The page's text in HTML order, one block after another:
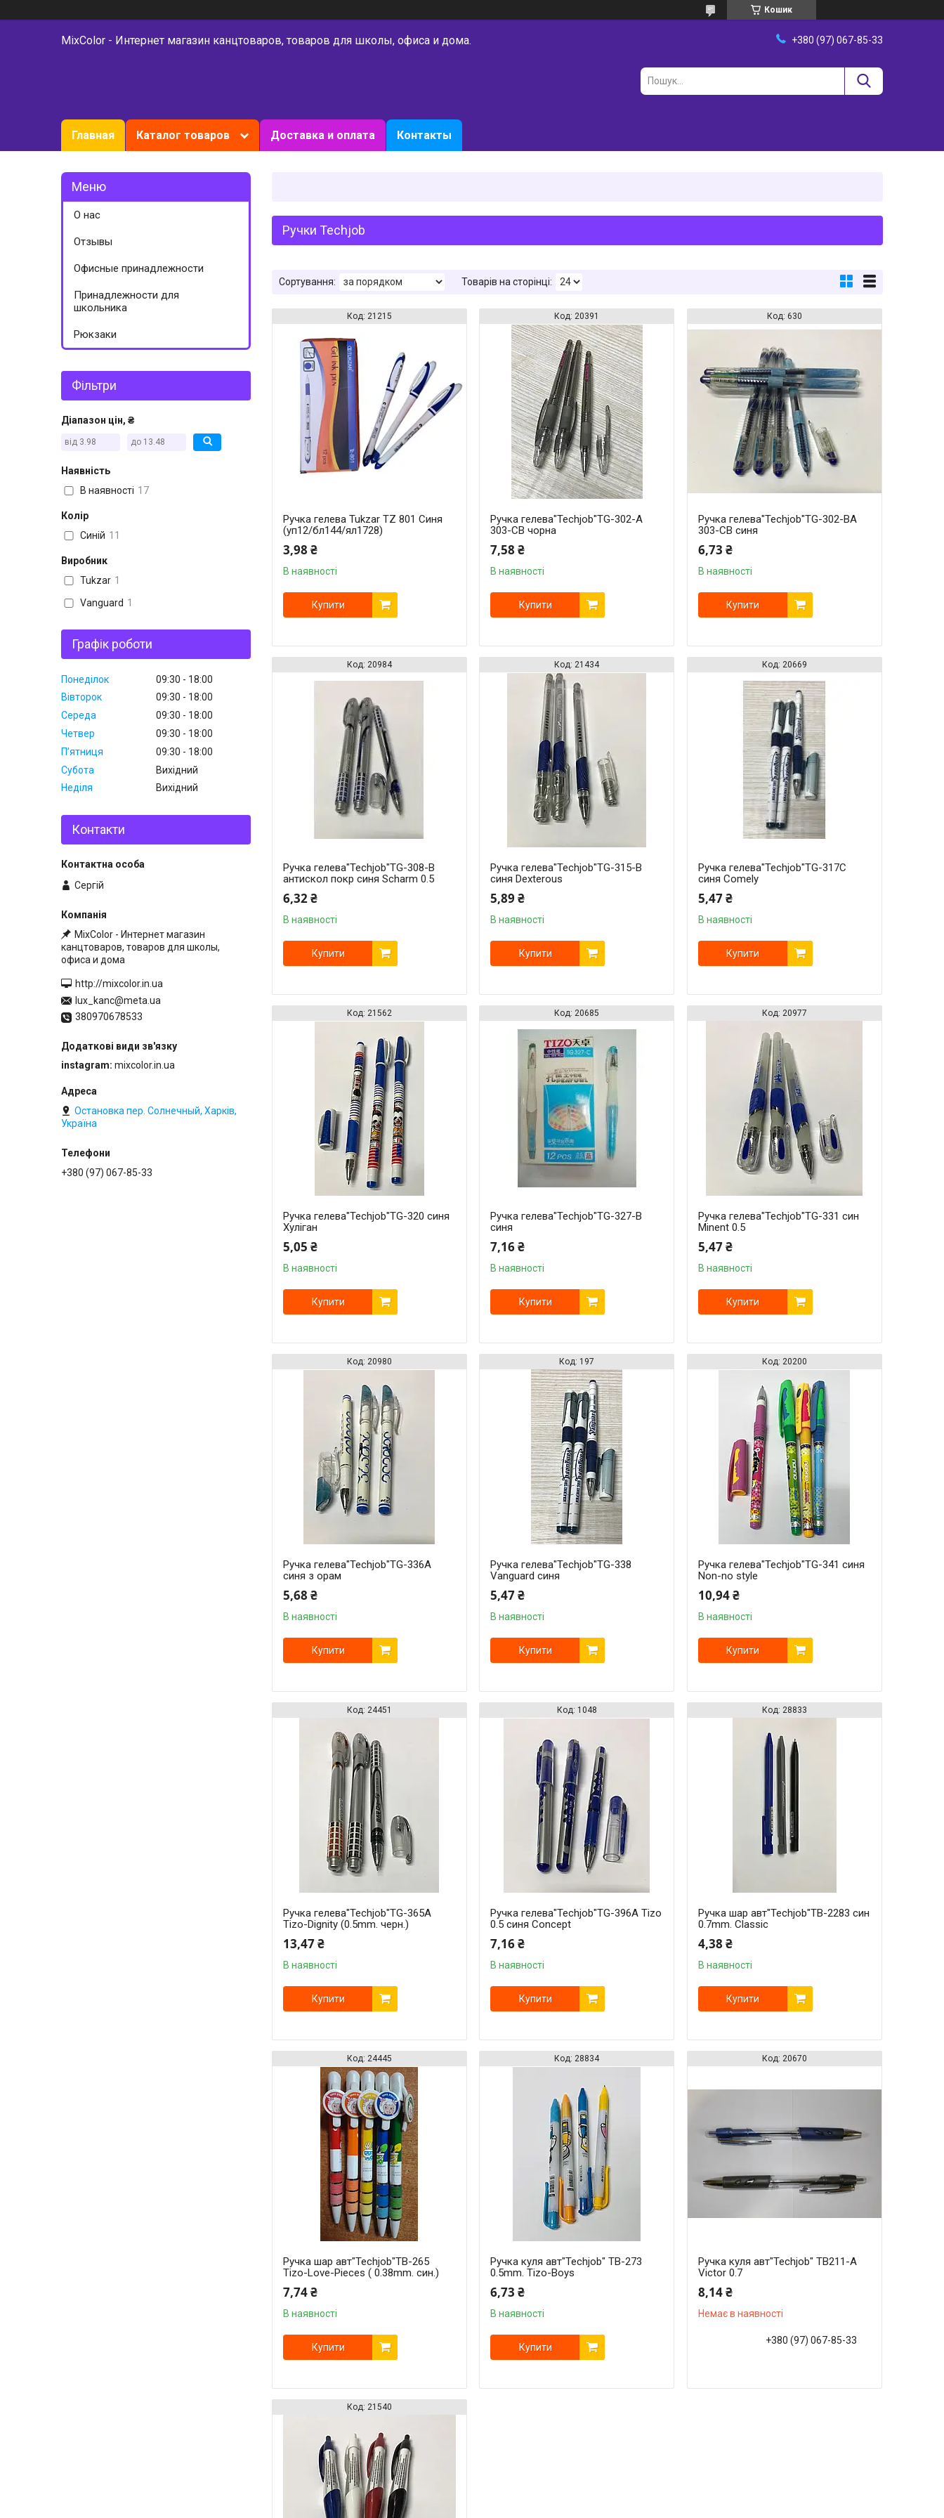
Кошик
MixColor - Интернет магазин канцтоваров, товаров для школы, офиса и дома. +380 (97) 067-85-33
Главная Каталог товаров Доставка и оплата Контакты
Ручки Techjob
21215
Ручка гелева Tukzar TZ 801 Синя
(уп12/бл144/ял1728)
3,98 ₴
В наявності
Купити
20391
Ручка гелева"Techjob"TG-302-A
303-CB чорна
7,58 ₴
В наявності
Купити
630
Ручка гелева"Techjob"TG-302-BA
303-CB синя
6,73 ₴
В наявності
Купити
20984
Ручка гелева"Techjob"TG-308-B
антискол покр синя Scharm 0.5
6,32 ₴
В наявності
Купити
21434
Ручка гелева"Techjob"TG-315-B
синя Dexterous
5,89 ₴
В наявності
Купити
20669
Ручка гелева"Techjob"TG-317C
синя Comely
5,47 ₴
В наявності
Купити
21562
Ручка гелева"Techjob"TG-320 синя
Хуліган
5,05 ₴
В наявності
Купити
20685
Ручка гелева"Techjob"TG-327-B
синя
7,16 ₴
В наявності
Купити
20977
Ручка гелева"Techjob"TG-331 син
Minent 0.5
5,47 ₴
В наявності
Купити
20980
Ручка гелева"Techjob"TG-336A
синя з орам
5,68 ₴
В наявності
Купити
197
Ручка гелева"Techjob"TG-338
Vanguard синя
5,47 ₴
В наявності
Купити
20200
Ручка гелева"Techjob"TG-341 синя
Non-no style
10,94 ₴
В наявності
Купити
24451
Ручка гелева"Techjob"TG-365А
Tizo-Dignity (0.5mm. черн.)
13,47 ₴
В наявності
Купити
1048
Ручка гелева"Techjob"TG-396А Tizo
0.5 синя Concept
7,16 ₴
В наявності
Купити
28833
Ручка шар авт"Techjob"TB-2283 син
0.7mm. Classic
4,38 ₴
В наявності
Купити
24445
Ручка шар авт"Techjob"TB-265
Tizo-Love-Pieces ( 0.38mm. син.)
7,74 ₴
В наявності
Купити
28834
Ручка куля авт"Techjob" TB-273
0.5mm. Tizo-Boys
6,73 ₴
В наявності
Купити
20670
Ручка куля авт"Techjob" TB211-A
Victor 0.7
8,14 ₴
Немає в наявності
+380 (97) 067-85-33
21540
О нас
Отзывы
Офисные принадлежности
Принадлежности для
школьника
Рюкзаки
Фільтри
Діапазон цін, ₴
Наявність
В наявності 17
Колір
Синій 11
Виробник
Tukzar 1
Vanguard 1
Графік роботи
Понеділок 09:30
18:00
Вівторок
09:30
18:00
Середа
09:30
18:00
Четвер
09:30
18:00
Пʼятниця
09:30
18:00
Субота
Вихідний
Неділя
Вихідний
Контакти
Сергій
MixColor - Интернет магазин
канцтоваров, товаров для школы,
офиса и дома
http://mixcolor.in.ua
lux_kanc@meta.ua
380970678533
instagram mixcolor.in.ua
Остановка пер. Солнечный, Харків,
Україна
+380 (97) 067-85-33